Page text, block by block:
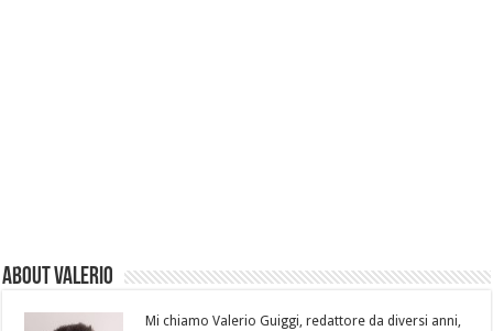
About Valerio
Mi chiamo Valerio Guiggi, redattore da diversi anni,